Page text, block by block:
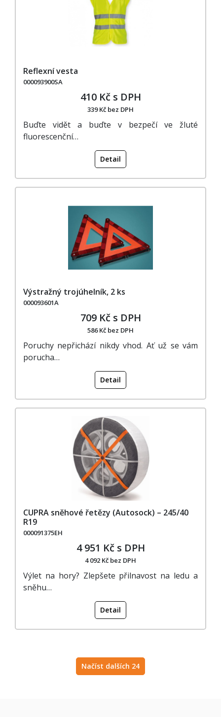
Reflexní vesta
000093900SA
410 Kč s DPH
339 Kč bez DPH
Buďte vidět a buďte v bezpečí ve žluté
fluorescenční…
Detail
Výstražný trojúhelník, 2 ks
000093601A
709 Kč s DPH
586 Kč bez DPH
Poruchy nepřichází nikdy vhod. Ať už se vám
porucha…
Detail
CUPRA sněhové řetězy (Autosock) – 245/40
R19
000091375EH
4 951 Kč s DPH
4 092 Kč bez DPH
Výlet na hory? Zlepšete přilnavost na ledu a
sněhu…
Detail
Načíst dalších 24